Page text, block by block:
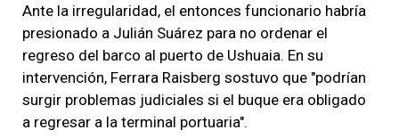
Ante la irregularidad, el entonces funcionario habría
presionado a Julián Suárez para no ordenar el
regreso del barco al puerto de Ushuaia. En su
intervención, Ferrara Raisberg sostuvo que "podrían
surgir problemas judiciales si el buque era obligado
a regresar a la terminal portuaria".